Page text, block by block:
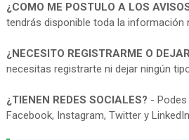
¿COMO ME POSTULO A LOS
tendrás disponible toda la información
¿NECESITO REGISTRARME O
necesitas registrarte ni dejar ningún
¿TIENEN REDES SOCIALES? -
Facebook, Instagram, Twitter y LinkedIn